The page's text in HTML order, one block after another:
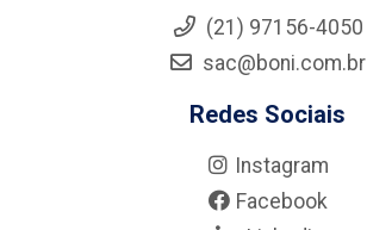
(21) 97156-4050
sac@boni.com.br
Redes Sociais
Instagram
Facebook